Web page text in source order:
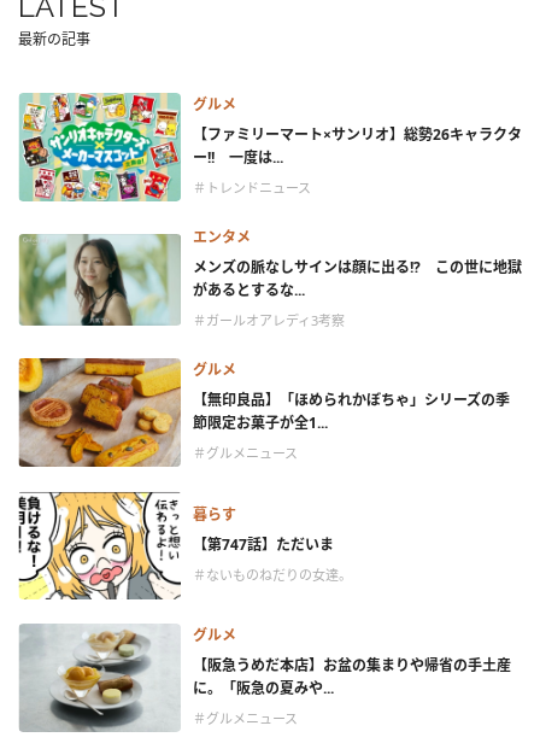
LATEST
最新の記事
グルメ
【ファミリーマート×サンリオ】総勢26キャラクタ
ー!! 一度は...
＃トレンドニュース
エンタメ
メンズの脈なしサインは顔に出る!? この世に地獄
があるとするな...
＃ガールオアレディ3考察
グルメ
【無印良品】「ほめられかぼちゃ」シリーズの季
節限定お菓子が全1...
＃グルメニュース
暮らす
【第747話】ただいま
＃ないものねだりの女達。
グルメ
【阪急うめだ本店】お盆の集まりや帰省の手土産
に。「阪急の夏みや...
＃グルメニュース